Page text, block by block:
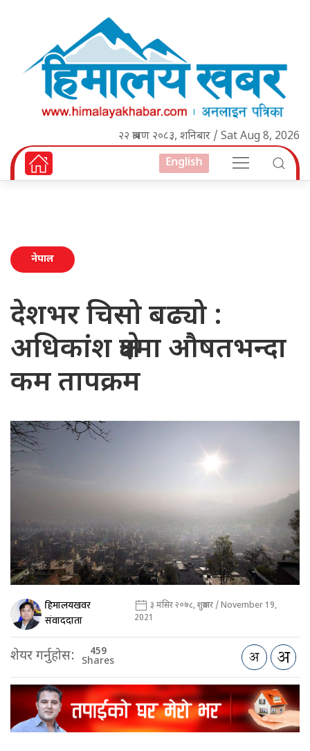
२२ श्रावण २०८३, शनिबार / Sat Aug 8, 2026
English
नेपाल
देशभर चिसो बढ्यो :
अधिकांश क्षेत्रमा औषतभन्दा
कम तापक्रम
हिमालयखवर
संवाददाता
३ मंसिर २०७८, शुक्रबार / November 19,
2021
शेयर गर्नुहोस: 459
Shares